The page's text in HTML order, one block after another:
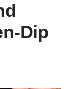
Dip